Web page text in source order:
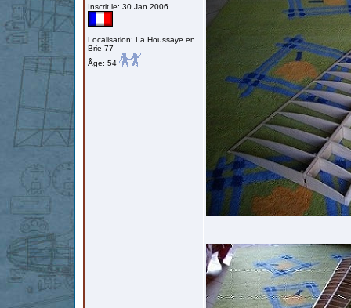
Inscrit le: 30 Jan 2006
Localisation: La Houssaye en
Brie 77
Âge: 54